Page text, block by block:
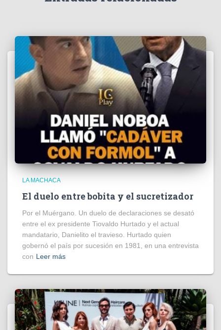
LA MACHACA
El duelo entre bobita y el sucretizador
Por el Muérgano. Un duelo de declaraciones se desató
entre el ex presidente Tiovaldo Hurtado y el actual
mandatario, Danielito el travieso. Hurtado quien
gobernó el país por sucesión en 1981, en una entrevista
con Leer más